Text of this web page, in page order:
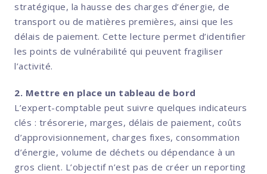
stratégique, la hausse des charges d’énergie, de
transport ou de matières premières, ainsi que les
délais de paiement. Cette lecture permet d’identifier
les points de vulnérabilité qui peuvent fragiliser
l’activité.
2. Mettre en place un tableau de bord
L’expert-comptable peut suivre quelques indicateurs
clés : trésorerie, marges, délais de paiement, coûts
d’approvisionnement, charges fixes, consommation
d’énergie, volume de déchets ou dépendance à un
gros client. L’objectif n’est pas de créer un reporting